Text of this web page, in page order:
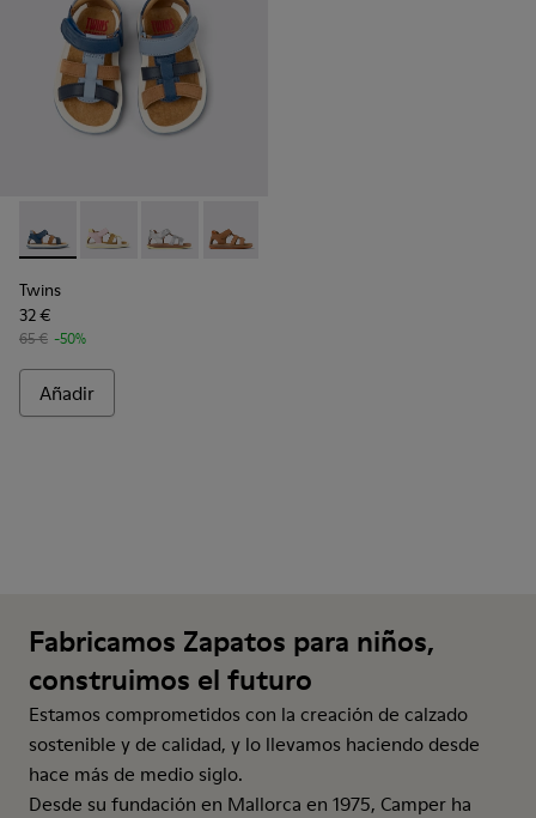
Twins - K800628-007 - Sandalias de piel y nobuk azules
Twins - K800628-008
Twins - K800628-003
Twins - K800628-002
Twins
32 €
65 € -50%
Añadir
Fabricamos Zapatos para niños,
construimos el futuro
Estamos comprometidos con la creación de calzado
sostenible y de calidad, y lo llevamos haciendo desde
hace más de medio siglo.
Desde su fundación en Mallorca en 1975, Camper ha